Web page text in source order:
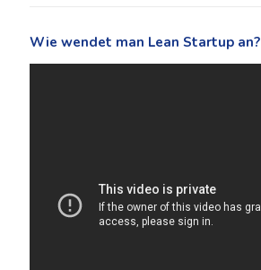
Wie wendet man Lean Startup an?